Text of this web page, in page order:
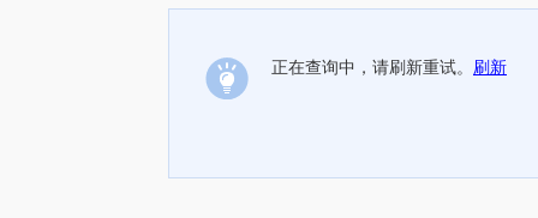
正在查询中，请刷新重试。 刷新